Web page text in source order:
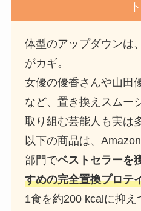
ト
体型のアップダウンは
がカギ。
女優の優香さんや山田
など、置き換えスムー
取り組む芸能人も実は
以下の商品は、
部門でベストセラーを
すめの完全置換プロテ
1食を約200 kcalに抑え